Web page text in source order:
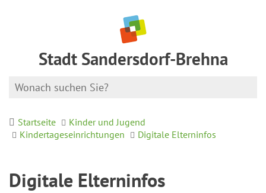
Stadt Sandersdorf-Brehna
Startseite
Kinder und Jugend
Kindertageseinrichtungen
Digitale Elterninfos
Digitale Elterninfos